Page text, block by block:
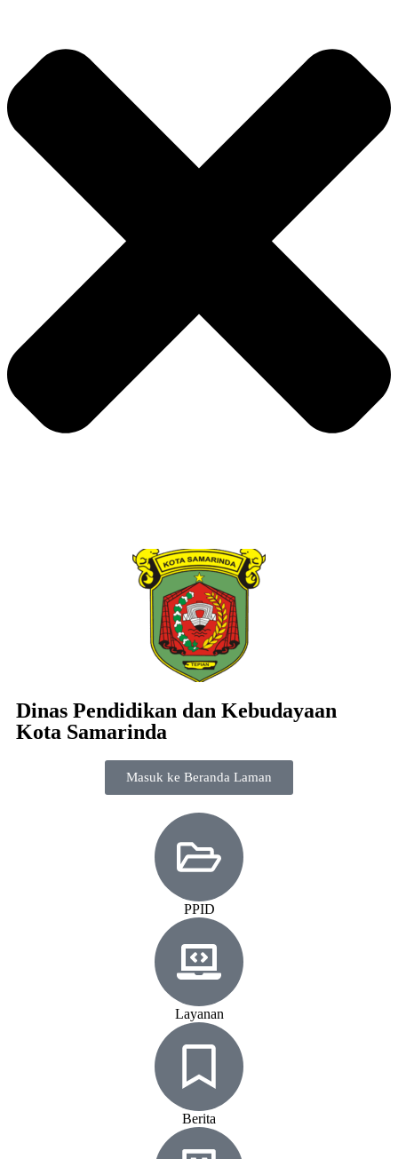
Dinas Pendidikan dan Kebudayaan
Kota Samarinda
Masuk ke Beranda Laman
PPID
Layanan
Berita